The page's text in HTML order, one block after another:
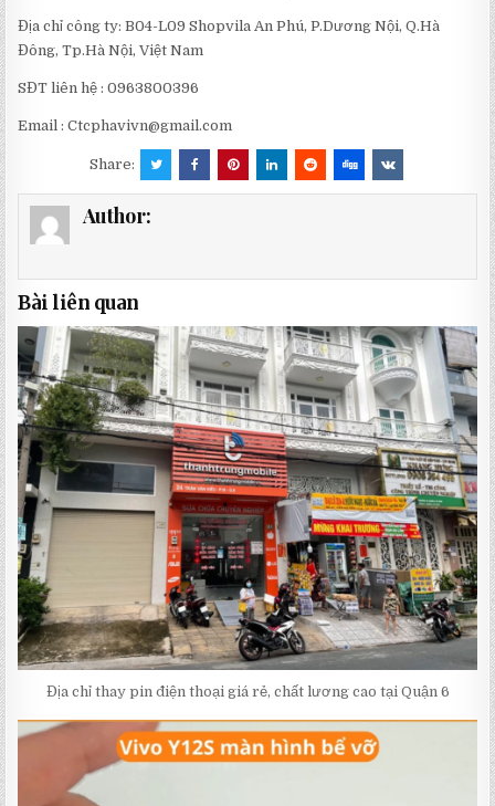
Địa chỉ công ty: B04-L09 Shopvila An Phú, P.Dương Nội, Q.Hà
Đông, Tp.Hà Nội, Việt Nam
SĐT liên hệ : 0963800396
Email :Ctcphavivn@gmail.com
Share:
Author:
Bài liên quan
Địa chỉ thay pin điện thoại giá rẻ, chất lương cao tại Quận 6